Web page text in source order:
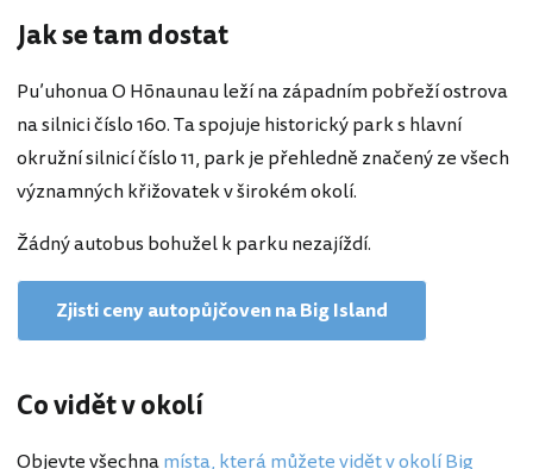
Jak se tam dostat
Pu’uhonua O Hōnaunau leží na západním pobřeží ostrova
na silnici číslo 160. Ta spojuje historický park s hlavní
okružní silnicí číslo 11, park je přehledně značený ze všech
významných křižovatek v širokém okolí.
Žádný autobus bohužel k parku nezajíždí.
Zjisti ceny autopůjčoven na Big Island
Co vidět v okolí
Objevte všechnamísta, která můžete vidět v okolí Big